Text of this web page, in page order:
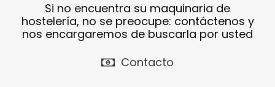
Si no encuentra su maquinaria de
hostelería, no se preocupe: contáctenos y
nos encargaremos de buscarla por usted
Contacto